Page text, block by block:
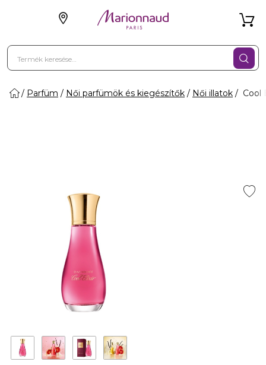
Parfüm Női parfümök és kiegészítők Női illatok Cool